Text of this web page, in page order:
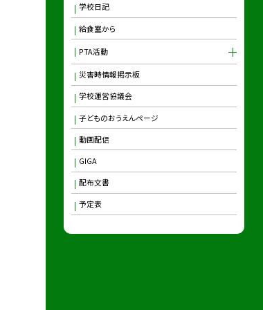
学校日記
給食室から
PTA活動
災害時情報掲示板
学校運営協議会
子どものおうえんページ
動画配信
GIGA
配布文書
予定表